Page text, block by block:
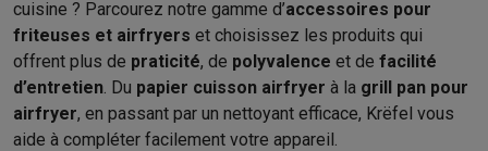
cuisine ? Parcourez notre gamme d’accessoires pour
friteuses et airfryers et choisissez les produits qui
offrent plus de praticité, de polyvalence et de facilité
d’entretien. Du papier cuisson airfryer à la grill pan pour
airfryer, en passant par un nettoyant efficace, Krëfel vous
aide à compléter facilement votre appareil.